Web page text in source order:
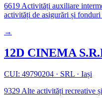
6619 Activități auxiliare
activități de asigurări și fonduri
→
12D CINEMA
CUI: 49790204 · SRL · Iași
9329 Alte activități recreative